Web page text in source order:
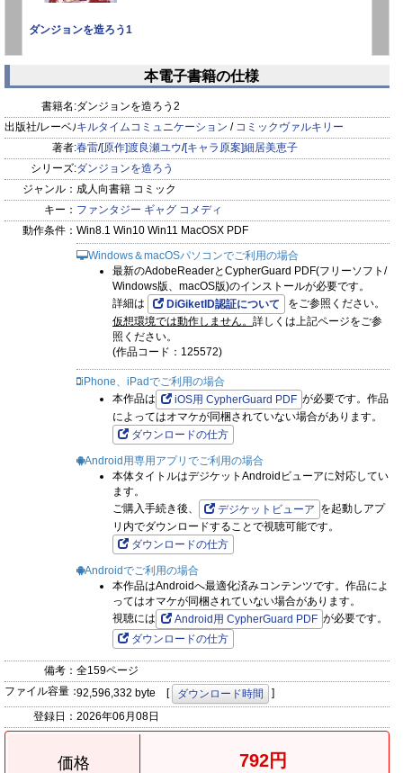
食糧事情を改善したり、『異界の知能』を活用して
罠を張り巡らせたり、手柄争いをする配下を
教育したりと奮闘するのだが……。
自由気ままな引きこもり生活を目指すものの
トラブルばかりで課題は山積み！？
新時代のゆるゆる系ダンジョン魔王譚、クライマックス！！
ダンジョンを造ろう1
prev next
本電子書籍の仕様
書籍名:ダンジョンを造ろう2
出版社/レーベル:キルタイムコミュニケーション / コミックヴァルキリー
著者:春雷/[原作]渡良瀬ユウ/[キャラ原案]細居美恵子
シリーズ:ダンジョンを造ろう
ジャンル： 成人向書籍 コミック
キー： ファンタジー ギャグ コメディ
動作条件： Win8.1 Win10 Win11 MacOSX PDF
Windows＆macOSパソコンでご利用の場合
最新のAdobeReaderとCypherGuard PDF(フリーソフト/
Windows版、macOS版)のインストールが必要です。
詳細は
DiGiketID認証について
をご参照ください。
仮想環境では動作しません。 詳しくは上記ページをご参
照ください。
(作品コード：125572)
iPhone、iPadでご利用の場合
本作品は
iOS用 CypherGuard PDF が必要です。作品
によってはオマケが同梱されていない場合があります。
ダウンロードの仕方
Android用専用アプリでご利用の場合
本体タイトルはデジケットAndroidビューアに対応してい
ます。
ご購入手続き後、
デジケットビューア を起動しアプ
リ内でダウンロードすることで視聴可能です。
ダウンロードの仕方
Androidでご利用の場合
本作品はAndroidへ最適化済みコンテンツです。作品によ
ってはオマケが同梱されていない場合があります。
視聴には
Android用 CypherGuard PDF が必要です。
ダウンロードの仕方
備考： 全159ページ
ファイル容量：92,596,332 byte [ ダウンロード時間
]
登録日： 2026年06月08日
価格 792円